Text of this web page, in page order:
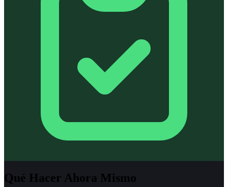
Qué Hacer Ahora Mismo